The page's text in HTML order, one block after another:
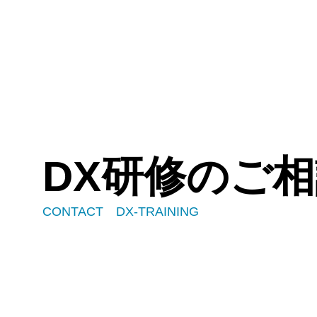
DX研修のご
CONTACT DX-TRAINING